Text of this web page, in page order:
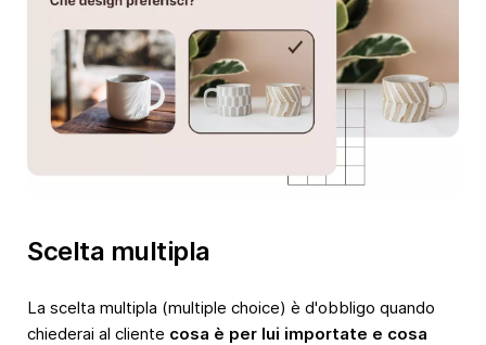
Scelta multipla
La scelta multipla (multiple choice) è d'obbligo quando
chiederai al cliente cosa è per lui importate e cosa